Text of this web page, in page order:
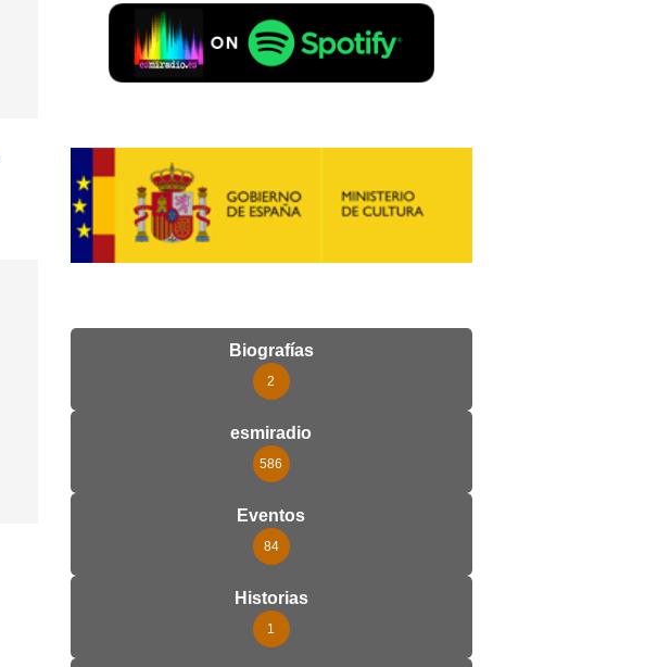
Biografías
2
esmiradio
586
Eventos
84
Historias
1